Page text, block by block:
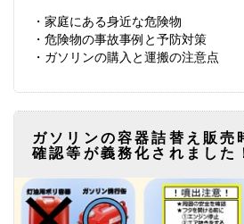
・家庭にある身近な危険物
・危険物の事故事例と予防対策
・ガソリンの購入と運搬の注意点
ガソリンの容器詰替え販売
確認等が義務化されました